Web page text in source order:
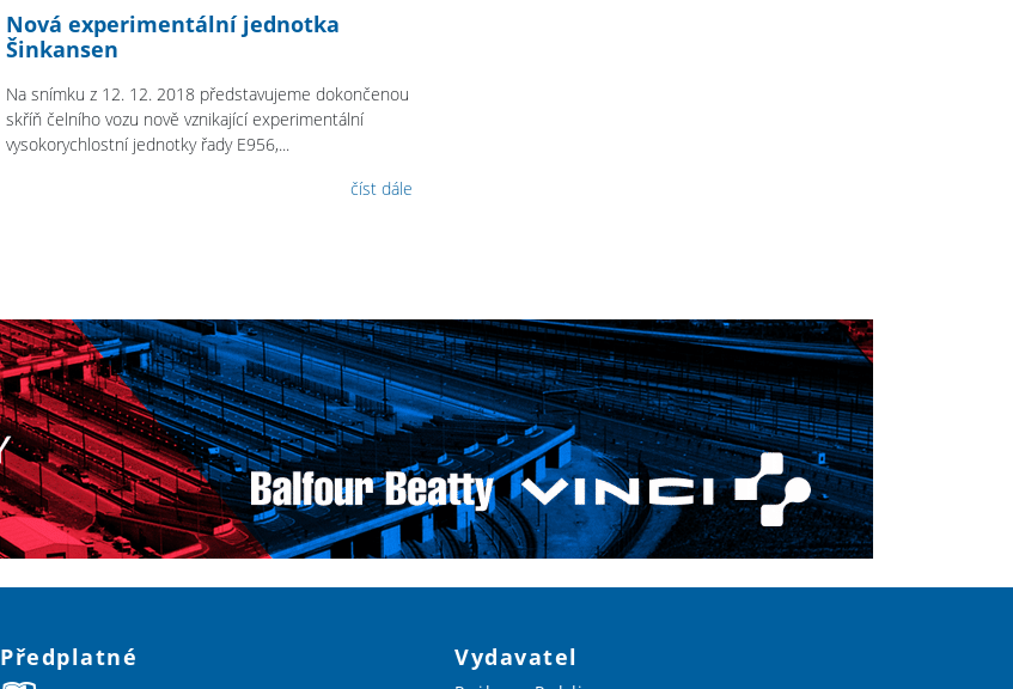
Nová experimentální jednotka
Šinkansen
Na snímku z 12. 12. 2018 představujeme dokončenou
skříň čelního vozu nově vznikající experimentální
vysokorychlostní jednotky řady E956,...
číst dále
Předplatné Vydavatel